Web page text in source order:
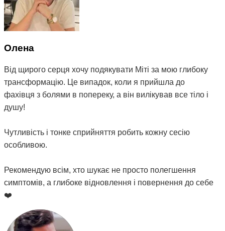
Олена
Від щирого серця хочу подякувати Міті за мою глибоку
трансформацію. Це випадок, коли я прийшла до
фахівця з болями в попереку, а він вилікував все тіло і
душу!
Чутливість і тонке сприйняття робить кожну сесію
особливою.
Рекомендую всім, хто шукає не просто полегшення
симптомів, а глибоке відновлення і повернення до себе
❤️